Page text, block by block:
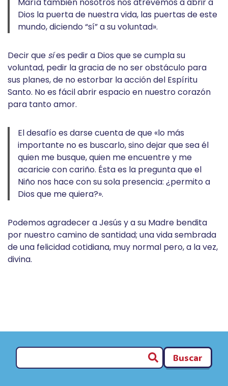
Dios la puerta de nuestra vida, las puertas de este
mundo, diciendo “sí” a su voluntad».
Decir que síes pedir a Dios que se cumpla su
voluntad, pedir la gracia de no ser obstáculo para
sus planes, de no estorbar la acción del Espíritu
Santo. No es fácil abrir espacio en nuestro corazón
para tanto amor.
El desafío es darse cuenta de que «lo más
importante no es buscarlo, sino dejar que sea él
quien me busque, quien me encuentre y me
acaricie con cariño. Ésta es la pregunta que el
Niño nos hace con su sola presencia: ¿permito a
Dios que me quiera?».
Podemos agradecer a Jesús y a su Madre bendita
por nuestro camino de santidad; una vida sembrada
de una felicidad cotidiana, muy normal pero, a la vez,
divina.
Buscar